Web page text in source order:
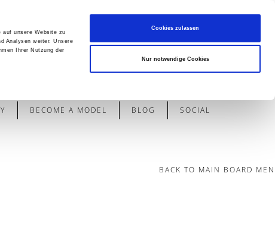
auf unsere Website zu
Analysen weiter. Unsere
Ihrer Nutzung der
Cookies zulassen
Nur notwendige Cookies
Contact
BECOME A MODEL BLOG SOCIAL
BACK TO MAIN BOARD MEN